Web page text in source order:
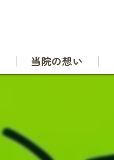
当院の想い